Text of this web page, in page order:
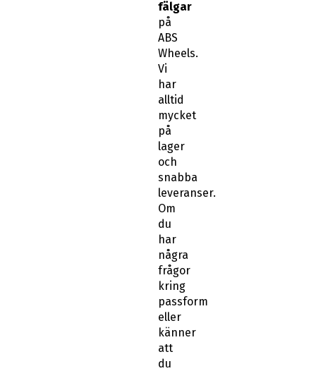
fälgar
på
ABS
Wheels.
Vi
har
alltid
mycket
på
lager
och
snabba
leveranser.
Om
du
har
några
frågor
kring
passform
eller
känner
att
du